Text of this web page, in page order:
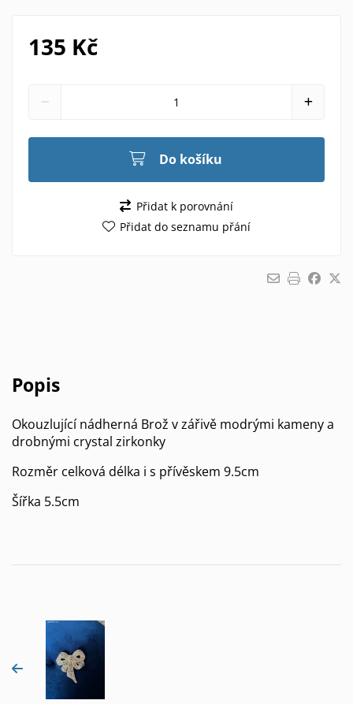
135 Kč
Do košíku
Přidat k porovnání
Přidat do seznamu přání
Popis
Okouzlující nádherná Brož v zářivě modrými kameny a
drobnými crystal zirkonky
Rozměr celková délka i s přívěskem 9.5cm
Šířka 5.5cm